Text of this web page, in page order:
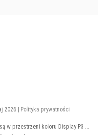
2026 | Polityka prywatności
w przestrzeni koloru Display P3 ...